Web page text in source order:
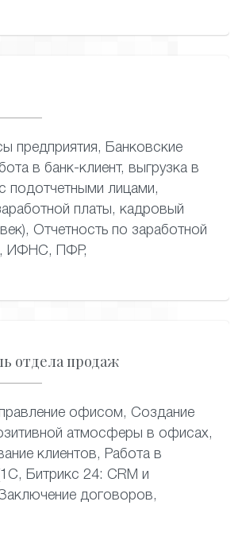
предприятия, Банковские
в банк-клиент, выгрузка в
подотчетными лицами,
платы, кадровый
Отчетность по заработной
ИФНС, ПФР,
отдела продаж
офисом, Создание
атмосферы в офисах,
клиентов, Работа в
Битрикс 24: CRM и
договоров,